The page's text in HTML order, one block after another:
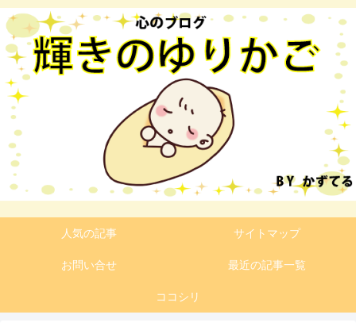
人気の記事 サイトマップ
お問い合せ 最近の記事一覧
ココシリ